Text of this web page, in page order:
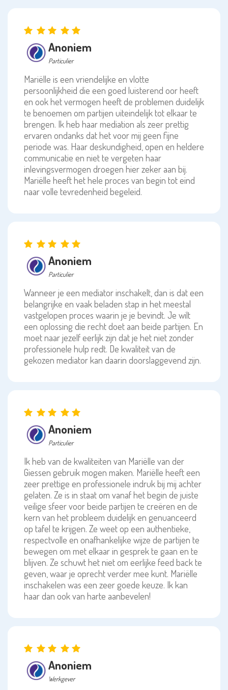
Anoniem
Particulier
Mariëlle is een vriendelijke en vlotte
persoonlijkheid die een goed luisterend oor heeft
en ook het vermogen heeft de problemen duidelijk
te benoemen om partijen uiteindelijk tot elkaar te
brengen. Ik heb haar mediation als zeer prettig
ervaren ondanks dat het voor mij geen fijne
periode was. Haar deskundigheid, open en heldere
communicatie en niet te vergeten haar
inlevingsvermogen droegen hier zeker aan bij.
Mariëlle heeft het hele proces van begin tot eind
naar volle tevredenheid begeleid.
Anoniem
Particulier
Wanneer je een mediator inschakelt, dan is dat een
belangrijke en vaak beladen stap in het meestal
vastgelopen proces waarin je je bevindt. Je wilt
een oplossing die recht doet aan beide partijen. En
moet naar jezelf eerlijk zijn dat je het niet zonder
professionele hulp redt. De kwaliteit van de
gekozen mediator kan daarin doorslaggevend zijn.
Anoniem
Particulier
Ik heb van de kwaliteiten van Mariëlle van der
Giessen gebruik mogen maken. Mariëlle heeft een
zeer prettige en professionele indruk bij mij achter
gelaten. Ze is in staat om vanaf het begin de juiste
veilige sfeer voor beide partijen te creëren en de
kern van het probleem duidelijk en genuanceerd
op tafel te krijgen. Ze weet op een authentieke,
respectvolle en onafhankelijke wijze de partijen te
bewegen om met elkaar in gesprek te gaan en te
blijven. Ze schuwt het niet om eerlijke feed back te
geven, waar je oprecht verder mee kunt. Mariëlle
inschakelen was een zeer goede keuze. Ik kan
haar dan ook van harte aanbevelen!
Anoniem
Werkgever